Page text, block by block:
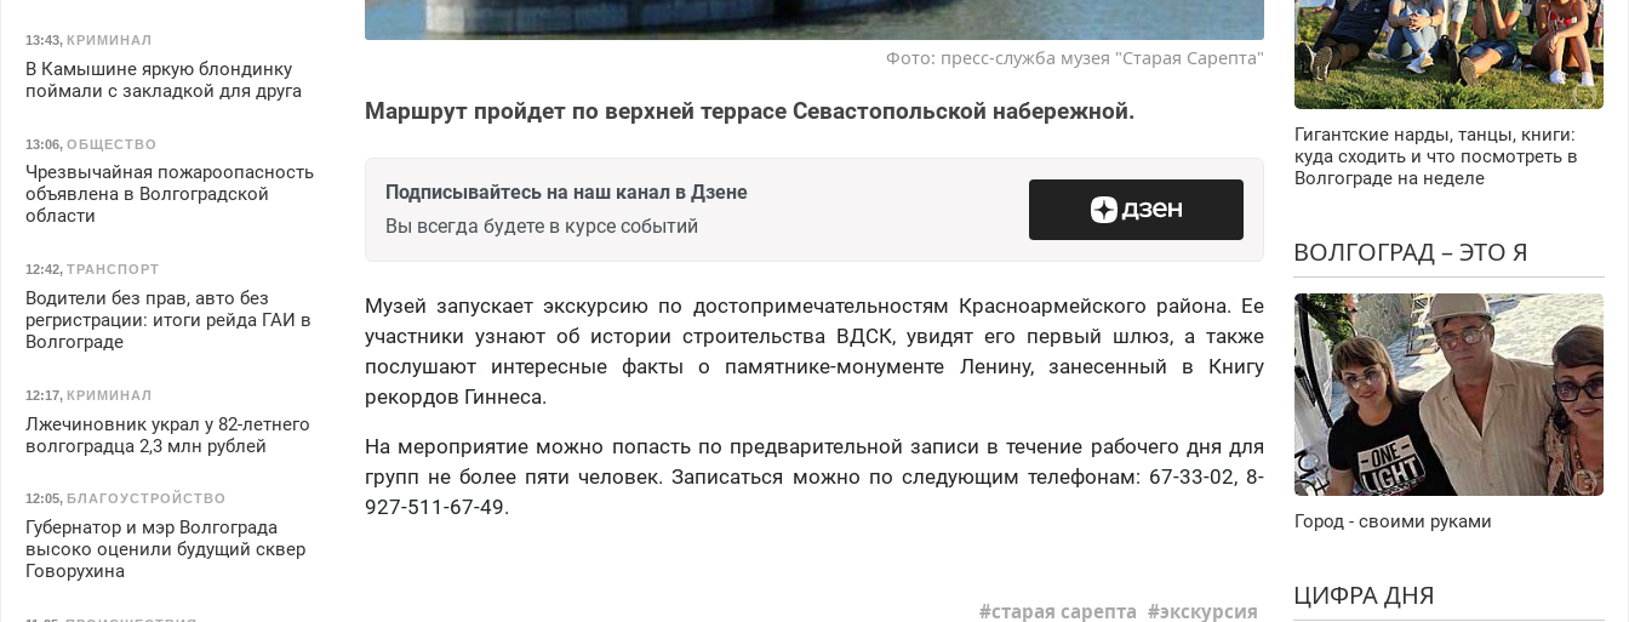
Фото: пресс-служба музея "Старая Сарепта"
Маршрут пройдет по верхней террасе Севастопольской набережной.
Подписывайтесь на наш канал в Дзене
Вы всегда будете в курсе событий
Музей запускает экскурсию по достопримечательностям Красноармейского района. Ее
участники узнают об истории строительства ВДСК, увидят его первый шлюз, а также
послушают интересные факты о памятнике-монументе Ленину, занесенный в Книгу
рекордов Гиннеса.
На мероприятие можно попасть по предварительной записи в течение рабочего дня для
групп не более пяти человек. Записаться можно по следующим телефонам: 67-33-02, 8-
927-511-67-49.
старая сарепта экскурсия
13:43, КРИМИНАЛ
В Камышине яркую блондинку
поймали с закладкой для друга
13:06, ОБЩЕСТВО
Чрезвычайная пожароопасность
объявлена в Волгоградской
области
12:42, ТРАНСПОРТ
Водители без прав, авто без
регристрации: итоги рейда ГАИ в
Волгограде
12:17, КРИМИНАЛ
Лжечиновник украл у 82-летнего
волгоградца 2,3 млн рублей
12:05, БЛАГОУСТРОЙСТВО
Губернатор и мэр Волгограда
высоко оценили будущий сквер
Говорухина
Гигантские нарды, танцы, книги:
куда сходить и что посмотреть в
Волгограде на неделе
ВОЛГОГРАД – ЭТО Я
Город - своими руками
ЦИФРА ДНЯ